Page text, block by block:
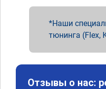
Наши
тюнинга (Flex,
Отзывы о нас: